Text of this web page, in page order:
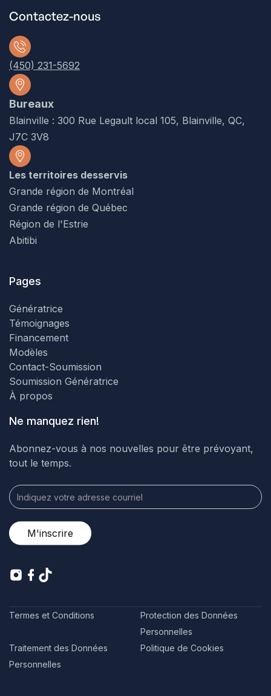
Contactez-nous
(450) 231-5692
Bureaux
Blainville : 300 Rue Legault local 105, Blainville, QC,
J7C 3V8
Les territoires desservis
Grande région de Montréal
Grande région de Québec
Région de l'Estrie
Abitibi
Pages
Génératrice
Témoignages
Financement
Modèles
Contact-Soumission
Soumission Génératrice
À propos
Ne manquez rien!
Abonnez-vous à nos nouvelles pour être prévoyant,
tout le temps.
Termes et Conditions
Protection des Données
Personnelles
Traitement des Données
Personnelles
Politique de Cookies